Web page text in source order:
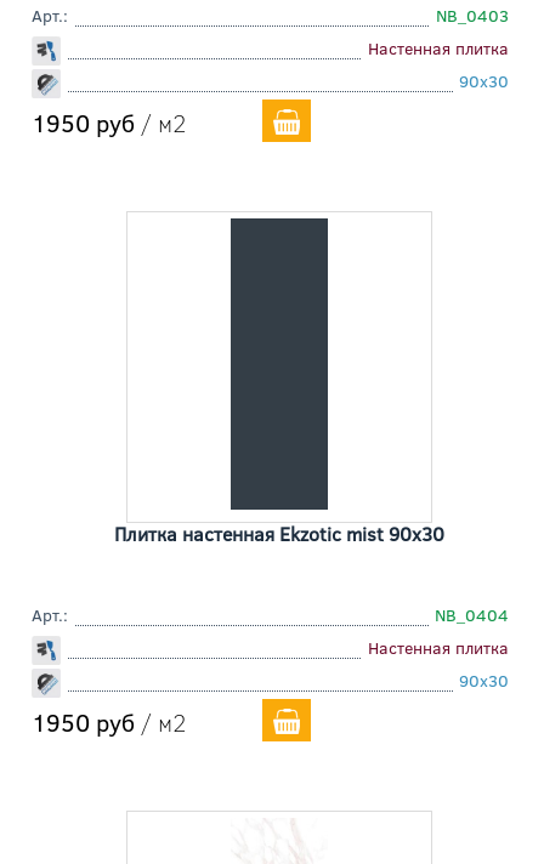
Арт.:
NB_0403
Настенная плитка
90x30
1950 руб / м2
Плитка настенная Ekzotic mist 90x30
Арт.:
NB_0404
Настенная плитка
90x30
1950 руб / м2